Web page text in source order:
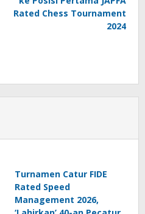
Rated Chess Tournament
2024
Turnamen Catur FIDE
Rated Speed
Management 2026,